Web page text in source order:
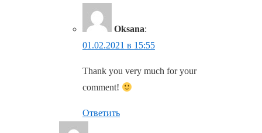
Oksana:
01.02.2021 в 15:55
Thank you very much for your
comment!
Ответить